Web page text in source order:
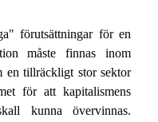
förutsättningar för en
måste finnas inom
en tillräckligt stor sektor
för att kapitalismens
kunna övervinnas.